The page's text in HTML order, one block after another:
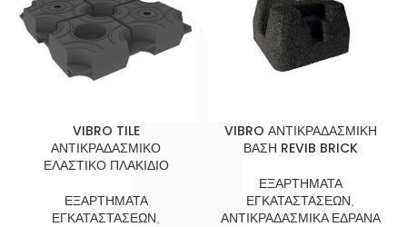
VIBRO TILE
ΑΝΤΙΚΡΑΔΑΣΜΙΚΟ
ΕΛΑΣΤΙΚΟ ΠΛΑΚΙΔΙΟ
ΕΞΑΡΤΗΜΑΤΑ
ΕΓΚΑΤΑΣΤΑΣΕΩΝ
VIBRO ΑΝΤΙΚΡΑΔΑΣΜΙΚΗ
ΒΑΣΗ REVIB BRICK
ΕΞΑΡΤΗΜΑΤΑ
ΕΓΚΑΤΑΣΤΑΣΕΩΝ
ΑΝΤΙΚΡΑΔΑΣΜΙΚΑ ΕΔΡΑΝΑ